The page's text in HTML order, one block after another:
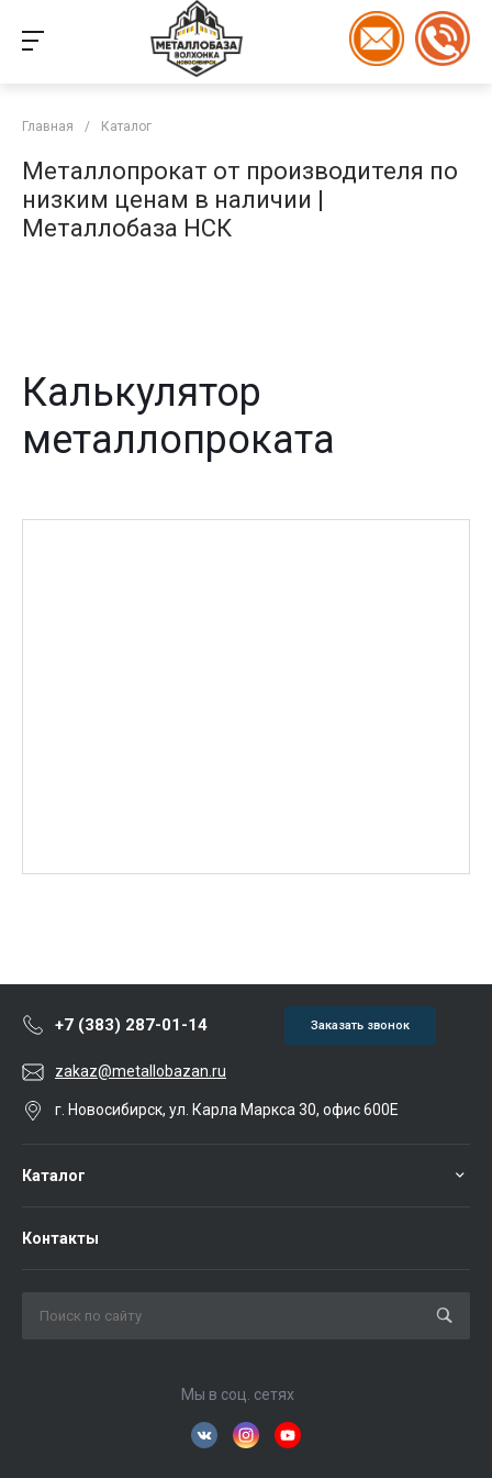
Главная / Каталог
Металлопрокат от производителя по
низким ценам в наличии |
Металлобаза НСК
Калькулятор
металлопроката
+7 (383) 287-01-14 Заказать звонок
zakaz@metallobazan.ru
г. Новосибирск, ул. Карла Маркса 30, офис 600Е
Каталог
Контакты
Мы в соц. сетях